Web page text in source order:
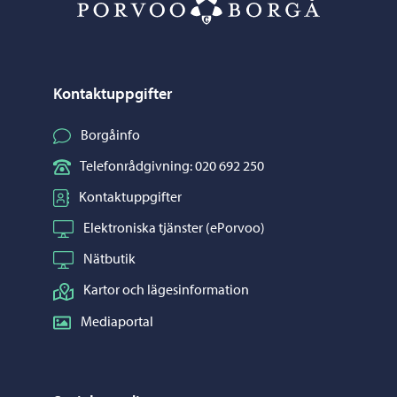
Kontaktuppgifter
Borgåinfo
Telefonrådgivning: 020 692 250
Kontaktuppgifter
Elektroniska tjänster (ePorvoo)
Nätbutik
Kartor och lägesinformation
Mediaportal